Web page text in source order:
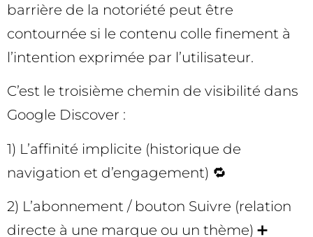
barrière de la notoriété peut être
contournée si le contenu colle finement à
l’intention exprimée par l’utilisateur.
C’est le troisième chemin de visibilité dans
Google Discover :
1) L’affinité implicite (historique de
navigation et d’engagement) 🔁
2) L’abonnement / bouton Suivre (relation
directe à une marque ou un thème) ➕